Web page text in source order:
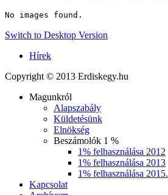
No images found.
Switch to Desktop Version
Hírek
Copyright © 2013 Erdiskegy.hu
Magunkról
Alapszabály
Küldetésünk
Elnökség
Beszámolók 1 %
1% felhasználása 2012
1% felhasználása 2013
1% felhasználása 2015.
Kapcsolat